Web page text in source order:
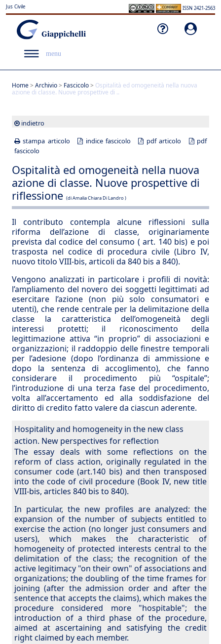
Jus Civile ISSN 2421-2563
menu
Home> Archivio> Fascicolo> Ospitalità ed omogeneità nella nuova
azione di classe. Nuove prospettive di ..
indietro
stampa articolo
indice fascicolo pdf articolo
pdf
fascicolo
Ospitalità ed omogeneità nella nuova
azione di classe. Nuove prospettive di
riflessione (di Amalia Chiara Di Landro )
Il contributo contempla alcune riflessioni sulla
riforma dell’azione di classe, originariamente
prevista dal codice del consumo ( art. 140 bis) e poi
trasposta nel codice di procedura civile (Libro IV,
nuovo titolo VIII-bis, articoli da 840 bis a 840).
Vengono analizzati in particolare i profili di novità:
l’ampliamento del novero dei soggetti legittimati ad
esercitare l’azione (non più solo consumatori e
utenti), che rende centrale per la delimitazione della
classe la caratteristica dell’omogeneità degli
interessi protetti; il riconoscimento della
legittimazione attiva “in proprio” di associazioni e
organizzazioni; il raddoppio delle finestre temporali
per l’adesione (dopo l’ordinanza di ammissione e
dopo la sentenza di accoglimento), che fanno
considerare il procedimento più “ospitale”;
l’introduzione di una terza fase del procedimento,
volta all’accertamento ed alla soddisfazione del
diritto di credito fatto valere da ciascun aderente.
Hospitality and homogeneity in the new class
action. New perspectives for reflection
The essay deals with some reflections on the
reform of class action, originally regulated in the
consumer code (art.140 bis) and then transposed
into the code of civil procedure (Book IV, new title
VIII-bis, articles 840 bis to 840).
In particular, the new profiles are analyzed: the
expansion of the number of subjects entitled to
exercise the action (no longer just consumers and
users), which makes the characteristic of
homogeneity of protected interests central to the
delimitation of the class; the recognition of the
active legitimacy "on their own" of associations and
organizations; the doubling of the time frames for
joining (after the admission order and after the
sentence that accepts the claims), which makes the
procedure considered more "hospitable"; the
introduction of a third phase of the procedure,
aimed at ascertaining and satisfying the credit
right claimed by each member.